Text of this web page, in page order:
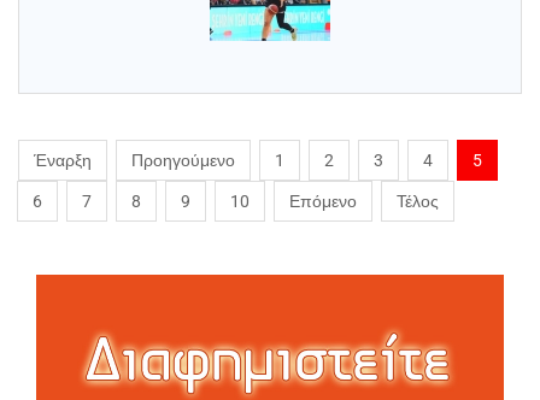
Έναρξη Προηγούμενο 1 2 3 4 5
6 7 8 9 10 Επόμενο Τέλος